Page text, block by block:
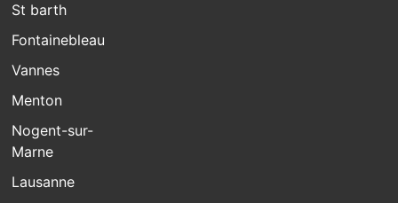
St barth
Fontainebleau
Vannes
Menton
Nogent-sur-
Marne
Lausanne